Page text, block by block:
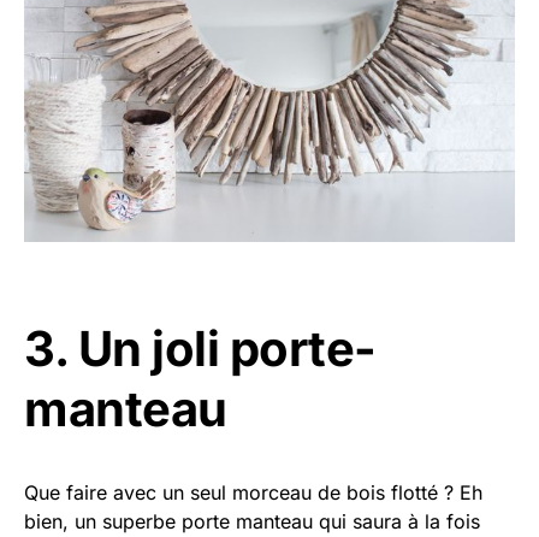
3. Un joli porte-
manteau
Que faire avec un seul morceau de bois flotté ? Eh
bien, un superbe porte manteau qui saura à la fois